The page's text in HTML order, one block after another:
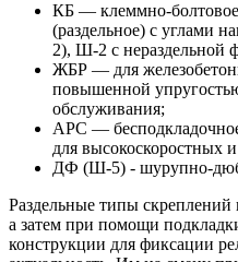
КБ — клеммно-
(раздельное) с углами
2), Ш-2 с нераздельной
ЖБР — для
повышенной
обслуживания;
АРС —
для высокоскоростных
ДФ (Ш-5) - шурупно-
Раздельные типы скреплений
а затем при помощи
конструкции для фиксации